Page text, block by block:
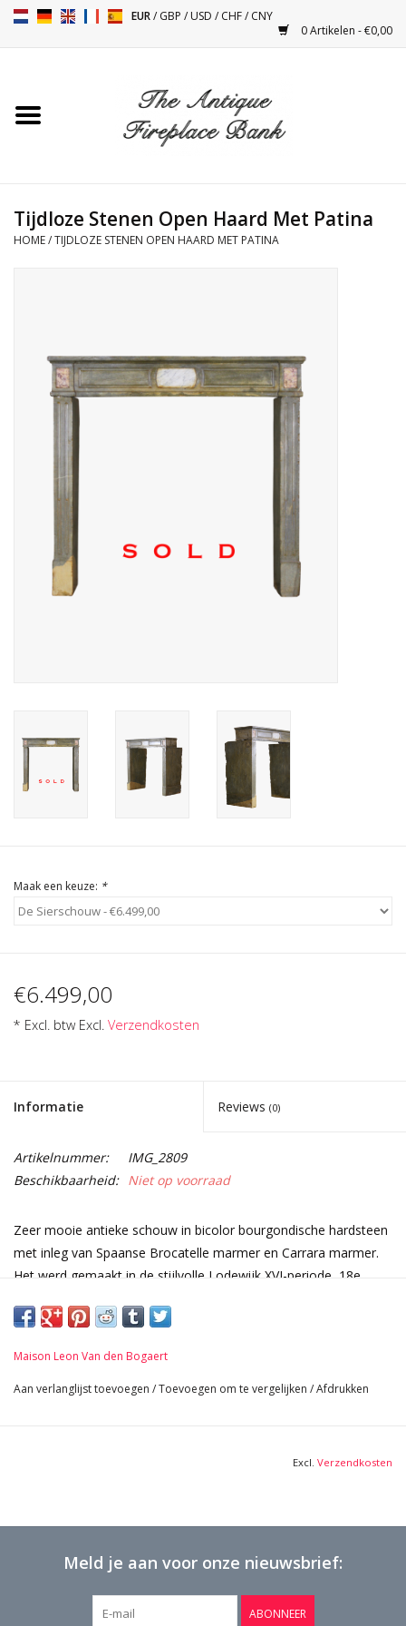
EUR/GBP /USD /CHF/CNY
0 Artikelen - €0,00
Toebehoren
Antiquiteiten en Vintage
Objecten
Decoratieve Outdoor
Vloeren - Steen, Terra Cotta
& Marmer
AI-Ready Database
Login
Tijdloze Stenen Open Haard Met Patina
HOME/TIJDLOZE STENEN OPEN HAARD MET PATINA
Maak een keuze: *
€6.499,00
* Excl. btw Excl. Verzendkosten
Informatie Reviews (0)
Artikelnummer:
IMG_2809
Beschikbaarheid: Niet op voorraad
Zeer mooie antieke schouw in bicolor bourgondische hardsteen
met inleg van Spaanse Brocatelle marmer en Carrara marmer.
Het werd gemaakt in de stijlvolle Lodewijk XVI-periode, 18e
Afmetingen:
109 cm Buitenhoogte 42,91 Inch
94 cm Binnenbreedte 37,01 Inch
Geïnstalleerd bij een gelukkige klant in Amerika.
Maison Leon Van den Bogaert
Aan verlanglijst toevoegen /Toevoegen om te vergelijken /Afdrukken
Excl. Verzendkosten
Meld je aan voor onze nieuwsbrief:
ABONNEER